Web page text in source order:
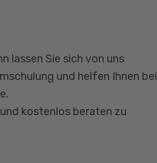
Beginn des Kurses
Menschen geeignet sind
lassen Sie sich von uns
und helfen Ihnen bei
kostenlos beraten zu